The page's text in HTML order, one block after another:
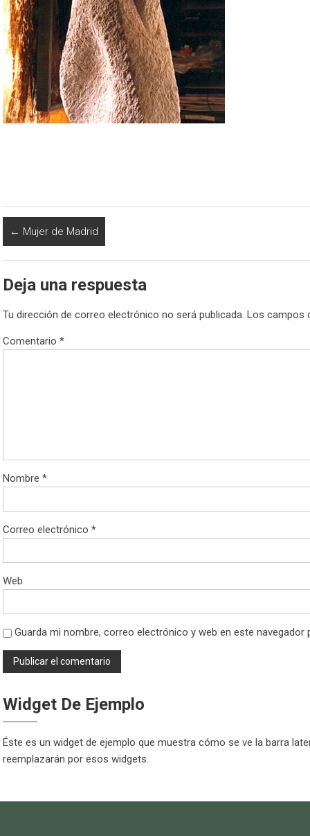
← Mujer de Madrid
Deja una respuesta
Tu dirección de correo electrónico no será publicada. Los campos
Comentario*
Nombre*
Correo electrónico*
Web
Guarda mi nombre, correo electrónico y web en este navegador
Widget De Ejemplo
Éste es un widget de ejemplo que muestra cómo se ve la barra
reemplazarán por esos widgets.